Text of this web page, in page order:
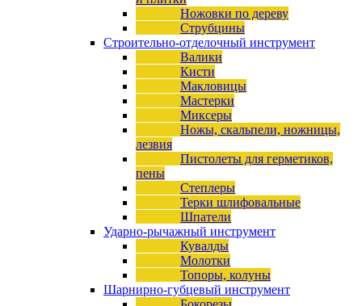
Ножовки по дереву
Струбцины
Строительно-отделочный инструмент
Валики
Кисти
Макловицы
Мастерки
Миксеры
Ножы, скальпели, ножницы,
лезвия
Пистолеты для герметиков,
пены
Степлеры
Терки шлифовальные
Шпатели
Ударно-рычажный инструмент
Кувалды
Молотки
Топоры, колуны
Шарнирно-губцевый инструмент